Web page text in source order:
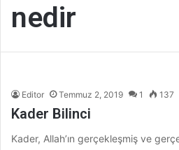
nedir
Editor Temmuz 2, 2019 1 137
Kader Bilinci
Kader, Allah’ın gerçekleşmiş ve